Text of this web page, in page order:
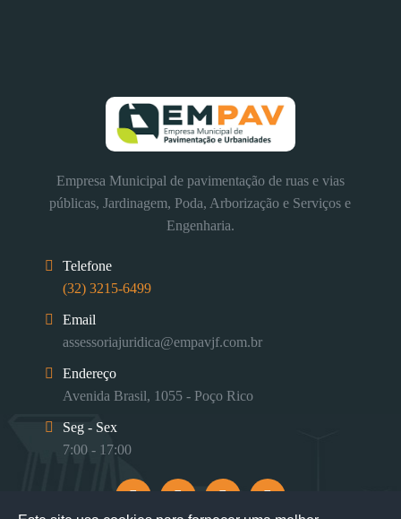
Empresa Municipal de pavimentação de ruas e vias
públicas, Jardinagem, Poda, Arborização e Serviços e
Engenharia.
Telefone
(32) 3215-6499
Email
assessoriajuridica@empavjf.com.br
Endereço
Avenida Brasil, 1055 - Poço Rico
Seg - Sex
7:00 - 17:00